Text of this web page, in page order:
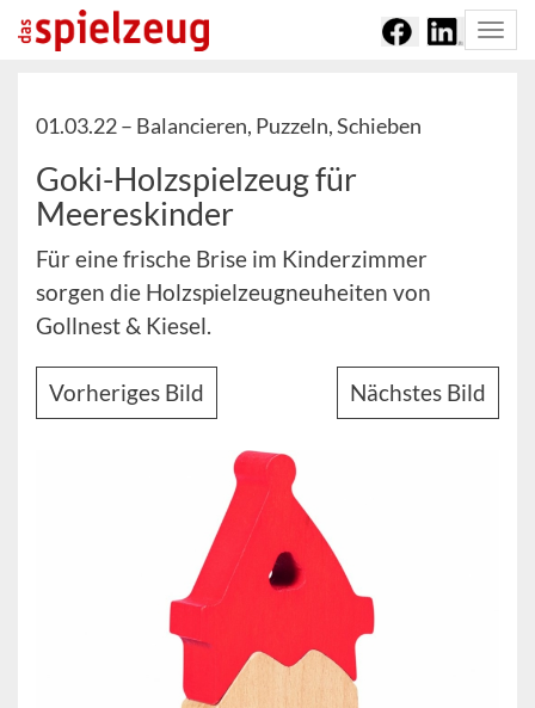
01.03.22 – Balancieren, Puzzeln, Schieben
Goki-Holzspielzeug für
Meereskinder
Für eine frische Brise im Kinderzimmer
sorgen die Holzspielzeugneuheiten von
Gollnest & Kiesel.
Vorheriges Bild Nächstes Bild